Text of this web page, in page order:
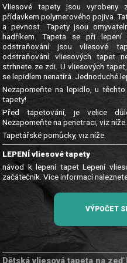
Vliesové tapety jsou vyrobeny
přídavkem polymerového pojiva.
a pevnost. Tapety jsou
hadříkem. Tapeta se při lepení
odstraňování jsou vliesové
odstraňování vliesových tapet
strhnete ze zdi. U vliesových
se lepidlem nenatírá. Jednoduché
Nezapomeňte na lepidlo, u
tapety!
Před tapetování, je velice
Nezapomeňte na penetraci, viz níže.
Tapetářské pomůcky, viz níže.
LEPENÍ vliesové tapety
návod k lepení tapet Lepení
začátečník. Více informací
VÝPOČET